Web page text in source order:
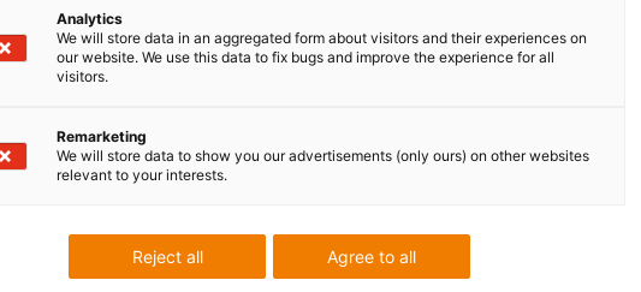
Energy
Analytics
We will store data in an aggregated form about visitors and their experiences on
our website. We use this data to fix bugs and improve the experience for all
visitors.
Remarketing
We will store data to show you our advertisements (only ours) on other websites
relevant to your interests.
Agree to all
Reject all